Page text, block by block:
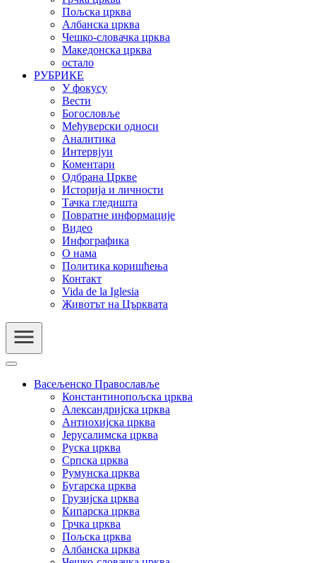
Пољска црква
Албанска црква
Чешко-словачка црква
Македонска црква
остало
РУБРИКЕ
У фокусу
Вести
Богословље
Међуверски односи
Аналитика
Интервјуи
Коментари
Одбрана Цркве
Историја и личности
Тачка гледишта
Повратне информације
Видео
Инфографика
О нама
Политика коришћења
Контакт
Vida de la Iglesia
Животът на Църквата
Васељенско Православље
Константинопољска црква
Александријска црква
Антиохијска црква
Јерусалимска црква
Руска црква
Српска црква
Румунска црква
Бугарска црква
Грузијска црква
Кипарска црква
Грчка црква
Пољска црква
Албанска црква